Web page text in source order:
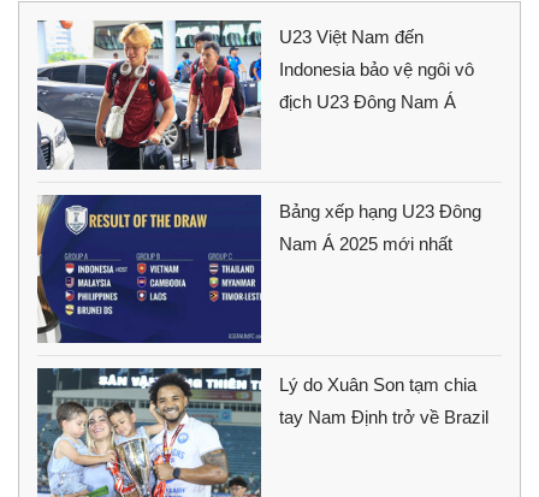
U23 Việt Nam đến
Indonesia bảo vệ ngôi vô
địch U23 Đông Nam Á
Bảng xếp hạng U23 Đông
Nam Á 2025 mới nhất
Lý do Xuân Son tạm chia
tay Nam Định trở về Brazil